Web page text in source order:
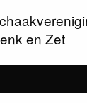
en Zet